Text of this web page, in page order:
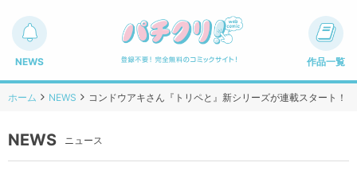
NEWS 作品一覧
ホーム NEWS コンドウアキさん『トリペと』新シリーズが連載スタート！
NEWS ニュース